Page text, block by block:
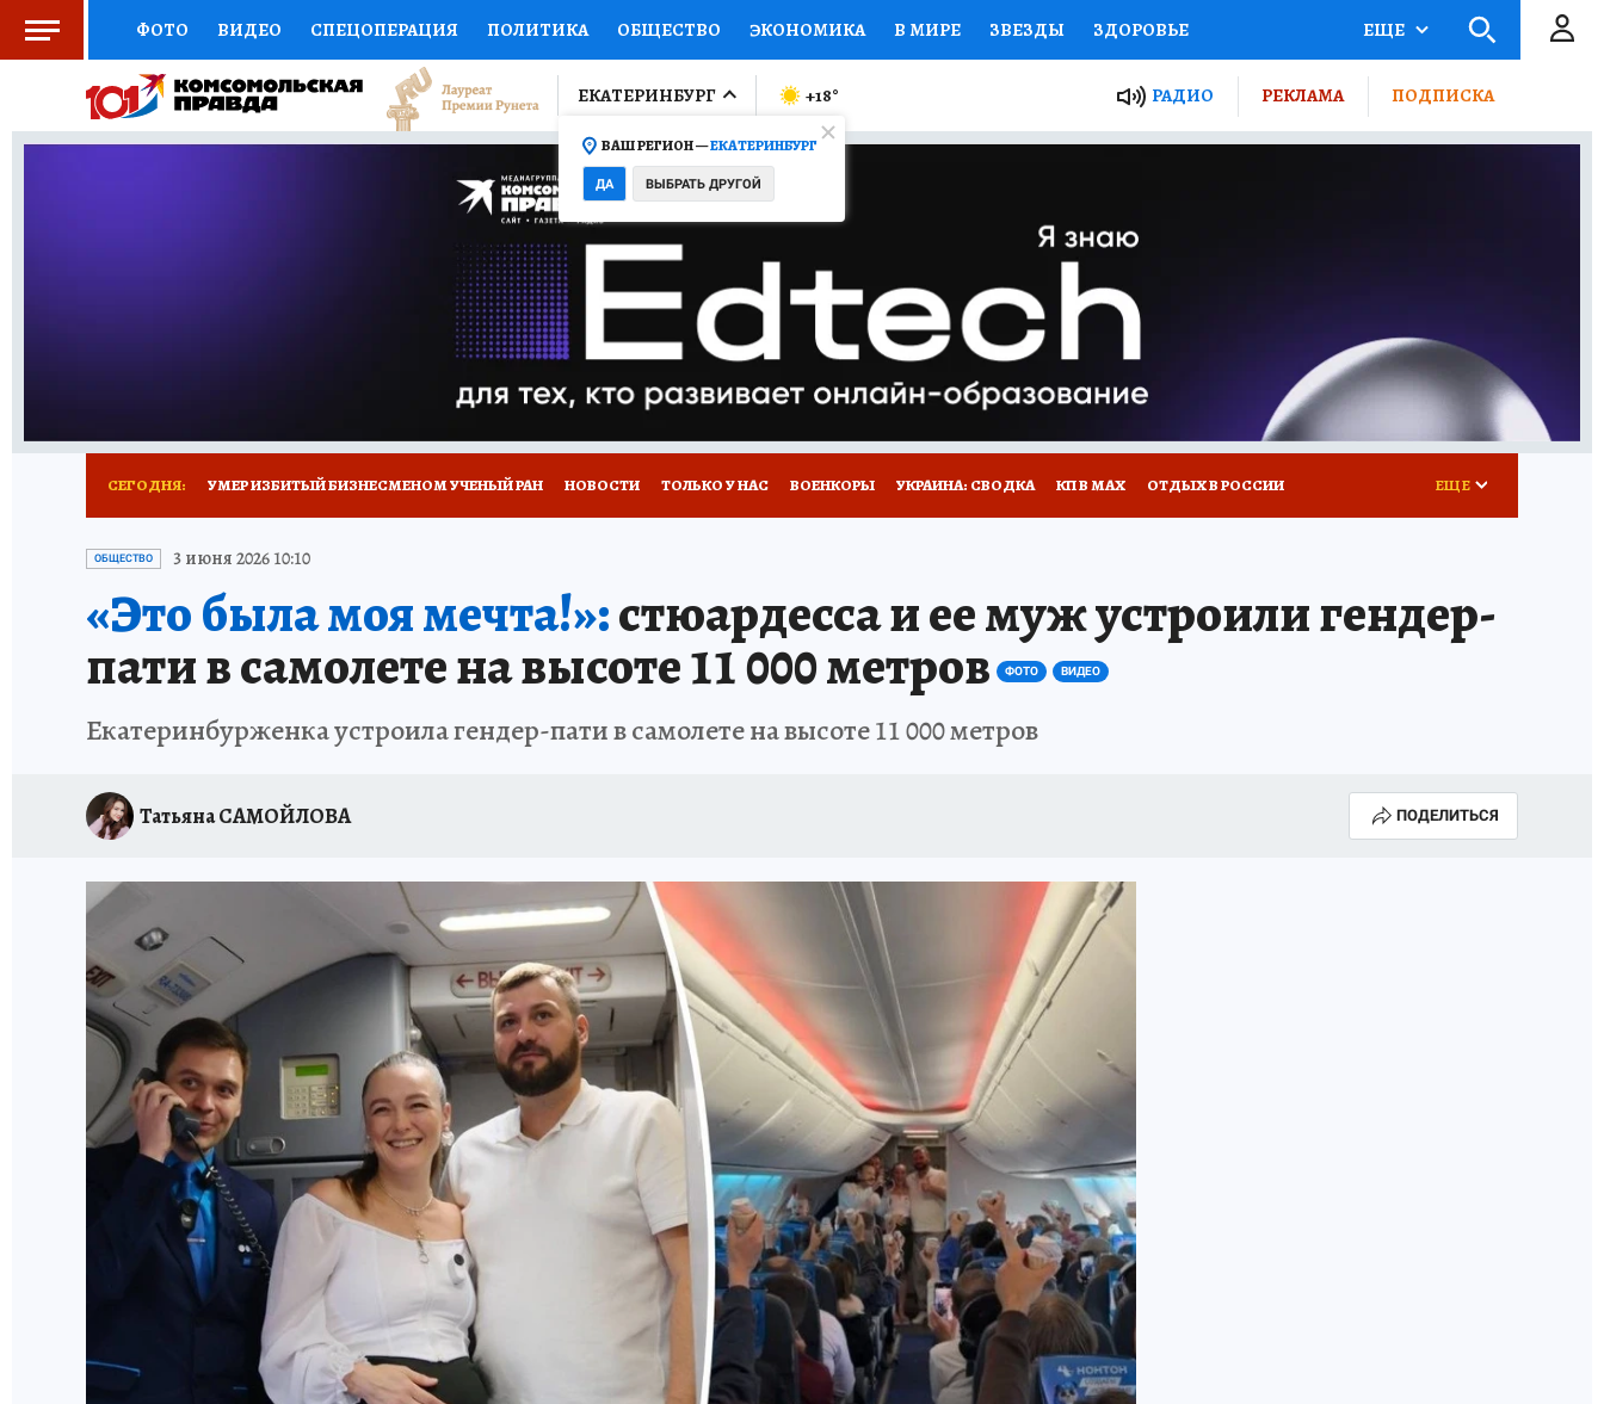
ФОТО ВИДЕО СПЕЦОПЕРАЦИЯ ПОЛИТИКА ОБЩЕСТВО ЭКОНОМИКА В МИРЕ ЗВЕЗДЫ ЗДОРОВЬЕ
СОЦПОДДЕРЖКА НАУКА СПОРТ КОЛУМНИСТЫ ПРОИСШЕСТВИЯ НАЦИОНАЛЬНЫЕ ПРОЕКТЫ РОССИИ
ВЫБОР ЭКСПЕРТОВ ДОКТОР ФИНАНСЫ ОТКРЫВАЕМ МИР Я ЗНАЮ СЕМЬЯ ЖЕНСКИЕ СЕКРЕТЫ ПУТЕВОДИТЕЛЬ
ПРОГНОЗЫ НА СПОРТ ПРОМОКОДЫ СЕРИАЛЫ
ТЕЛЕВИЗОР КОЛЛЕКЦИИ КОНКУРСЫ ГИД ПОТРЕБИТЕЛЯ
НОВОЕ НА САЙТЕ
ЕЩЕ
ЕКАТЕРИНБУРГ
ВАШ РЕГИОН —ЕКАТЕРИНБУРГ
ДА ВЫБРАТЬ ДРУГОЙ
+18° РАДИО РЕКЛАМА ПОДПИСКА
СЕГОДНЯ: УМЕР ИЗБИТЫЙ БИЗНЕСМЕНОМ УЧЕНЫЙ РАН НОВОСТИ ТОЛЬКО У НАС ВОЕНКОРЫ УКРАИНА: СВОДКА КП В МАХ ОТДЫХ В РОССИИ
ЗАПОВЕДНАЯ РОССИЯ
ЕЩЕ
ОБЩЕСТВО 3 июня 2026 10:10
«Это была моя мечта!»:стюардесса и ее муж устроили гендер-
пати в самолете на высоте 11 000 метров ФОТО ВИДЕО
Екатеринбурженка устроила гендер-пати в самолете на высоте 11 000 метров
Татьяна САМОЙЛОВА ПОДЕЛИТЬСЯ